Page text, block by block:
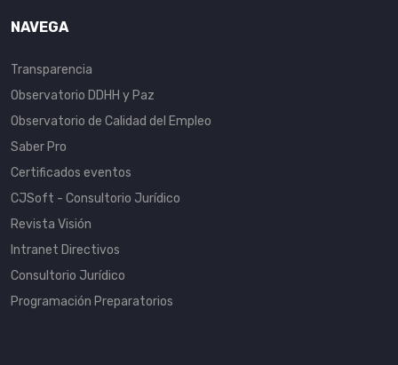
NAVEGA
Transparencia
Observatorio DDHH y Paz
Observatorio de Calidad del Empleo
Saber Pro
Certificados eventos
CJSoft - Consultorio Jurídico
Revista Visión
Intranet Directivos
Consultorio Jurídico
Programación Preparatorios